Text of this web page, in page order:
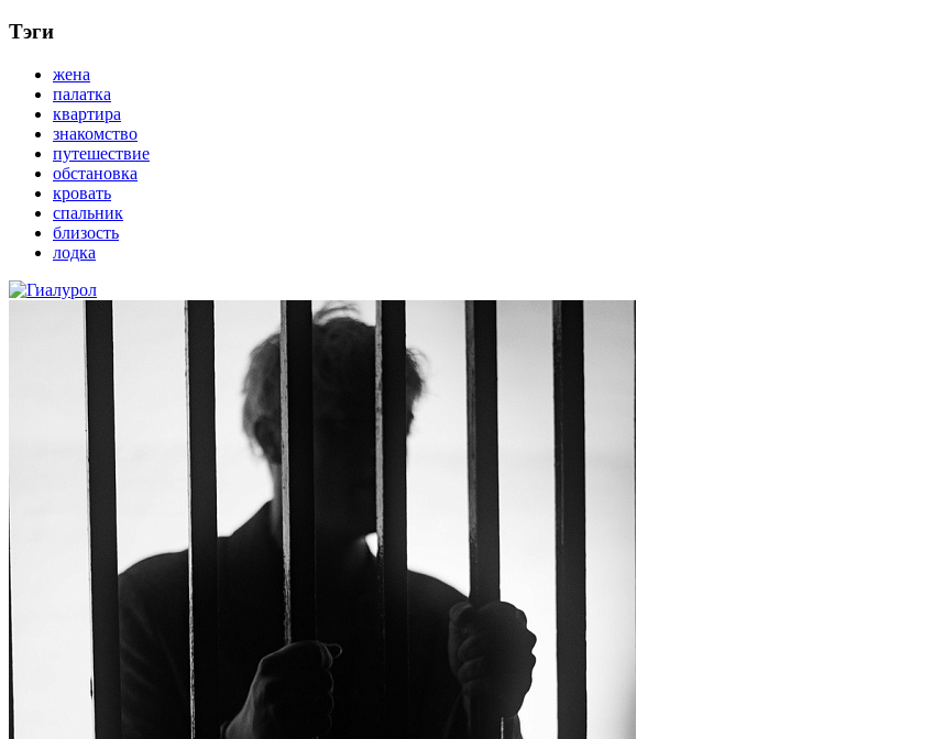
Тэги
жена
палатка
квартира
знакомство
путешествие
обстановка
кровать
спальник
близость
лодка